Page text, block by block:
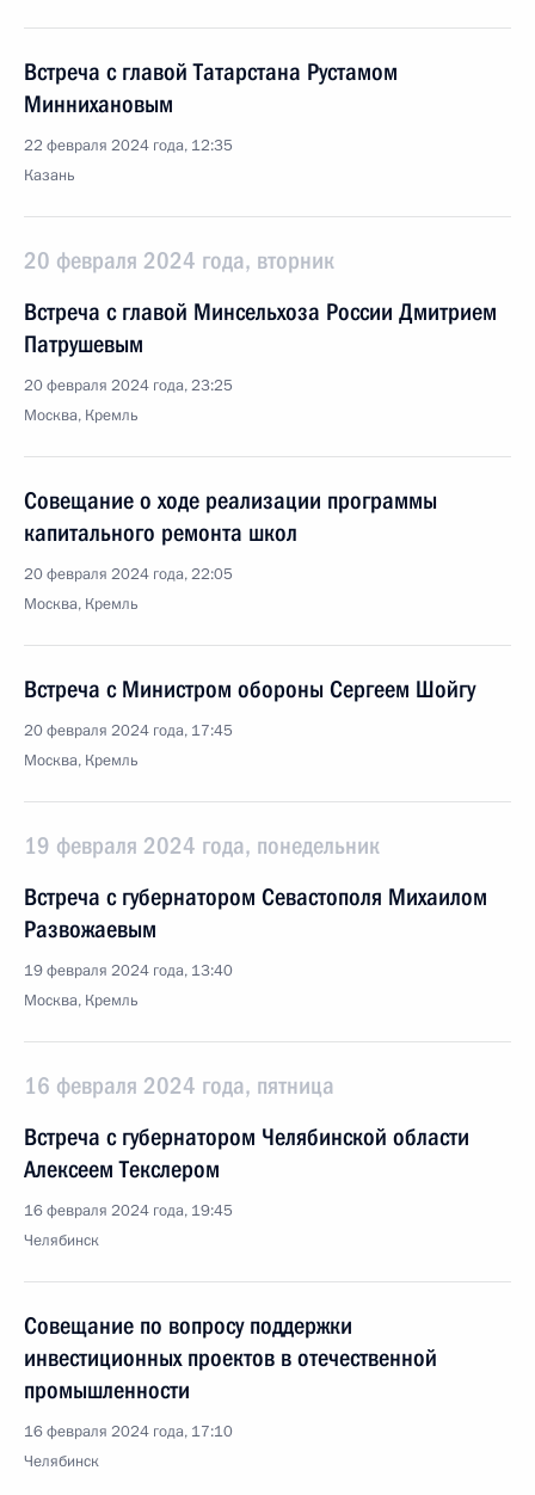
Встреча с главой Татарстана Рустамом
Миннихановым
22 февраля 2024 года, 12:35
Казань
20 февраля 2024 года, вторник
Встреча с главой Минсельхоза России Дмитрием
Патрушевым
20 февраля 2024 года, 23:25
Москва, Кремль
Совещание о ходе реализации программы
капитального ремонта школ
20 февраля 2024 года, 22:05
Москва, Кремль
Встреча с Министром обороны Сергеем Шойгу
20 февраля 2024 года, 17:45
Москва, Кремль
19 февраля 2024 года, понедельник
Встреча с губернатором Севастополя Михаилом
Развожаевым
19 февраля 2024 года, 13:40
Москва, Кремль
16 февраля 2024 года, пятница
Встреча с губернатором Челябинской области
Алексеем Текслером
16 февраля 2024 года, 19:45
Челябинск
Совещание по вопросу поддержки
инвестиционных проектов в отечественной
промышленности
16 февраля 2024 года, 17:10
Челябинск